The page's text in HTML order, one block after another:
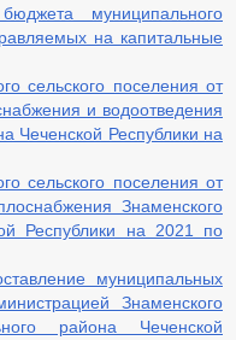
муниципального
на капитальные
сельского поселения от
и водоотведения
Чеченской Республики на
сельского поселения от
Знаменского
Республики на 2021 по
муниципальных
Знаменского
района Чеченской